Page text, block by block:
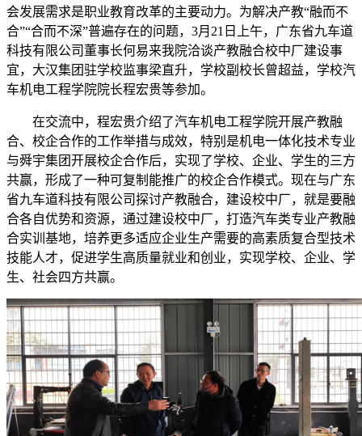
会发展需求是职业教育改革的主要动力。为解决产教“融而不
合”“合而不深”普遍存在的问题，3月21日上午，广东省九车道
科技有限公司董事长何易来我院洽谈产教融合校中厂建设事
宜，大汉集团驻学校监事梁直升，学校副校长曾超益，学校汽
车机电工程学院院长程宏贵等参加。
在交流中，程宏贵介绍了汽车机电工程学院开展产教融
合、校企合作的工作举措与成效，特别是机电一体化技术专业
与舜宇集团开展校企合作后，实现了学校、企业、学生的三方
共赢，形成了一种可复制能推广的校企合作模式。现在与广东
省九车道科技有限公司探讨产教融合，建设校中厂，就是要融
合各自优势和资源，通过建设校中厂，打造汽车类专业产教融
合实训基地，培养更多适应企业生产需要的高素质复合型技术
技能人才，促进学生高质量就业和创业，实现学校、企业、学
生、社会四方共赢。